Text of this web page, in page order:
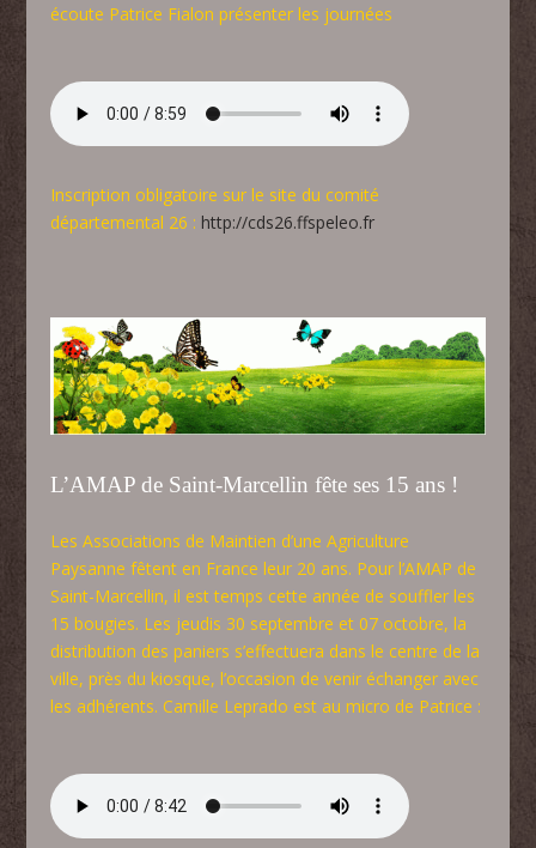
écoute Patrice Fialon présenter les journées
Inscription obligatoire sur le site du comité
départemental 26 : http://cds26.ffspeleo.fr
L’AMAP de Saint-Marcellin fête ses 15 ans !
Les Associations de Maintien d’une Agriculture
Paysanne fêtent en France leur 20 ans. Pour l’AMAP de
Saint-Marcellin, il est temps cette année de souffler les
15 bougies. Les jeudis 30 septembre et 07 octobre, la
distribution des paniers s’effectuera dans le centre de la
ville, près du kiosque, l’occasion de venir échanger avec
les adhérents. Camille Leprado est au micro de Patrice :